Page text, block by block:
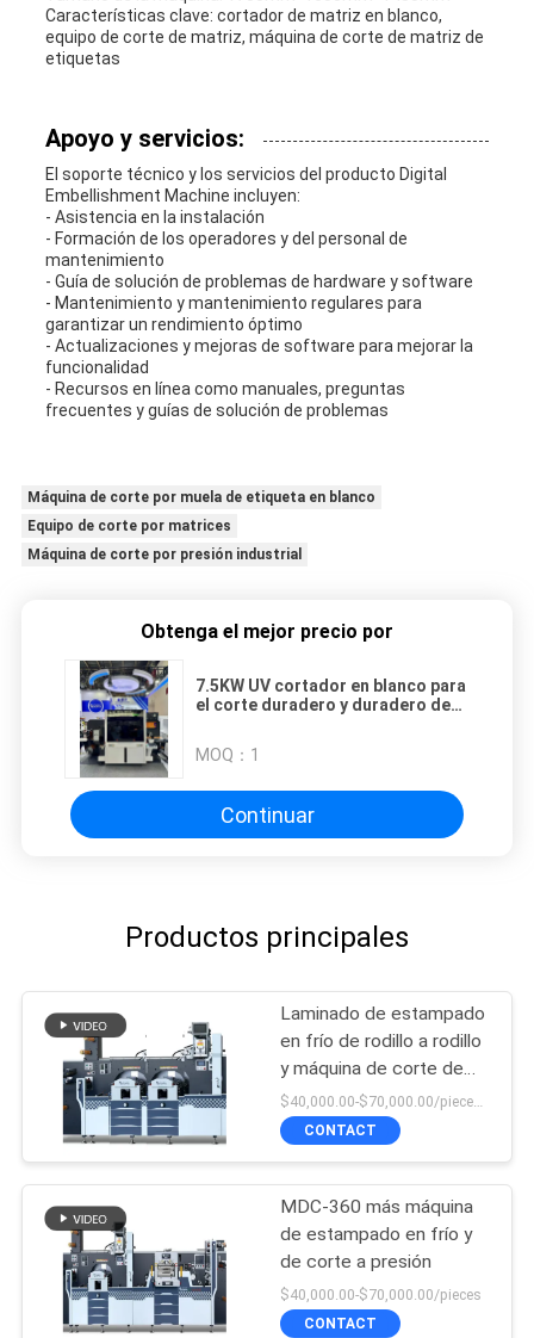
Características clave: cortador de matriz en blanco,
equipo de corte de matriz, máquina de corte de matriz de
etiquetas
Apoyo y servicios:
El soporte técnico y los servicios del producto Digital
Embellishment Machine incluyen:
- Asistencia en la instalación
- Formación de los operadores y del personal de
mantenimiento
- Guía de solución de problemas de hardware y software
- Mantenimiento y mantenimiento regulares para
garantizar un rendimiento óptimo
- Actualizaciones y mejoras de software para mejorar la
funcionalidad
- Recursos en línea como manuales, preguntas
frecuentes y guías de solución de problemas
Máquina de corte por muela de etiqueta en blanco
Equipo de corte por matrices
Máquina de corte por presión industrial
Obtenga el mejor precio por
7.5KW UV cortador en blanco para
el corte duradero y duradero de
MOQ： 1
Continuar
Productos principales
Laminado de estampado
en frío de rodillo a rodillo
y máquina de corte de
matriz rotativa o rotativa$40,000.00-$70,000.00/pieces 1-1 pieces
CONTACT
MDC-360 más máquina
de estampado en frío y
de corte a presión
$40,000.00-$70,000.00/pieces
CONTACT